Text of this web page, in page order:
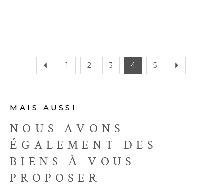
1 2 3 4 5
MAIS AUSSI
NOUS AVONS
ÉGALEMENT DES
BIENS À VOUS
PROPOSER